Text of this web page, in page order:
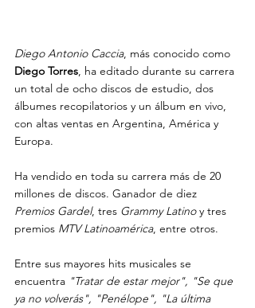
Diego Antonio Caccia, más conocido como
Diego Torres, ha editado durante su carrera
un total de ocho discos de estudio, dos
álbumes recopilatorios y un álbum en vivo,
con altas ventas en Argentina, América y
Europa.
Ha vendido en toda su carrera más de 20
millones de discos. Ganador de diez
Premios Gardel, tres Grammy Latino y tres
premios MTV Latinoamérica, entre otros.
Entre sus mayores hits musicales se
encuentra "Tratar de estar mejor", "Se que
ya no volverás", "Penélope", "La última